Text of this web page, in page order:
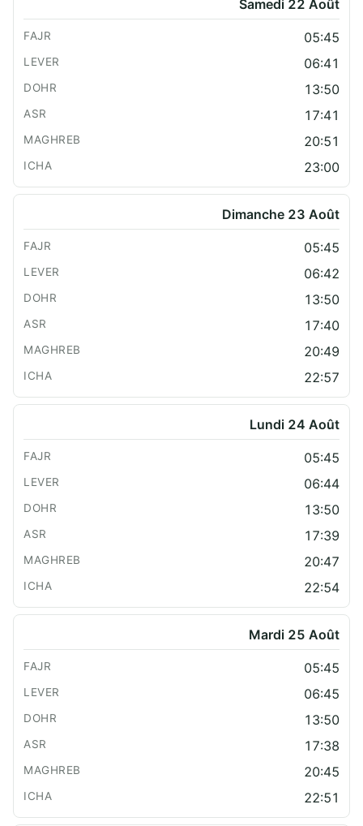
Samedi 22 Août
05:45
06:41
13:50
17:41
20:51
23:00
Dimanche 23 Août
05:45
06:42
13:50
17:40
20:49
22:57
Lundi 24 Août
05:45
06:44
13:50
17:39
20:47
22:54
Mardi 25 Août
05:45
06:45
13:50
17:38
20:45
22:51